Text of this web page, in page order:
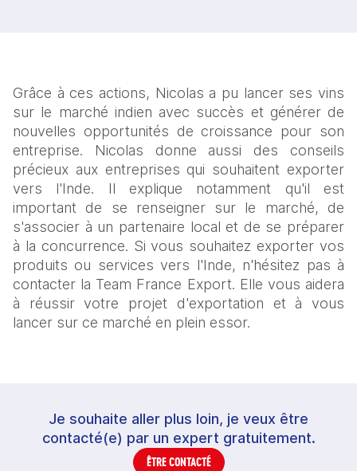
Grâce à ces actions, Nicolas a pu lancer ses vins
sur le marché indien avec succès et générer de
nouvelles opportunités de croissance pour son
entreprise. Nicolas donne aussi des conseils
précieux aux entreprises qui souhaitent exporter
vers l'Inde. Il explique notamment qu'il est
important de se renseigner sur le marché, de
s'associer à un partenaire local et de se préparer
à la concurrence. Si vous souhaitez exporter vos
produits ou services vers l'Inde, n'hésitez pas à
contacter la Team France Export. Elle vous aidera
à réussir votre projet d'exportation et à vous
lancer sur ce marché en plein essor.
Je souhaite aller plus loin, je veux être
contacté(e) par un expert gratuitement.
ÊTRE CONTACTÉ